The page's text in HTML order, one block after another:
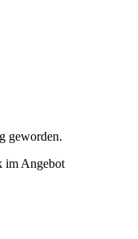
geworden.
im Angebot